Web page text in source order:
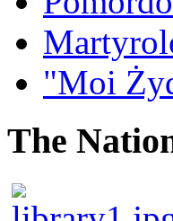
"Moi
The